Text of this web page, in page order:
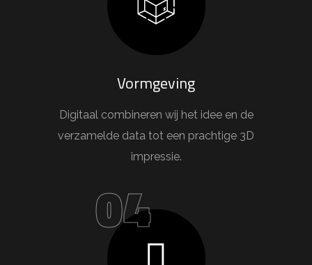
Vormgeving
Digitaal combineren wij het idee en de
verzamelde data tot een prachtige 3D
impressie.
04